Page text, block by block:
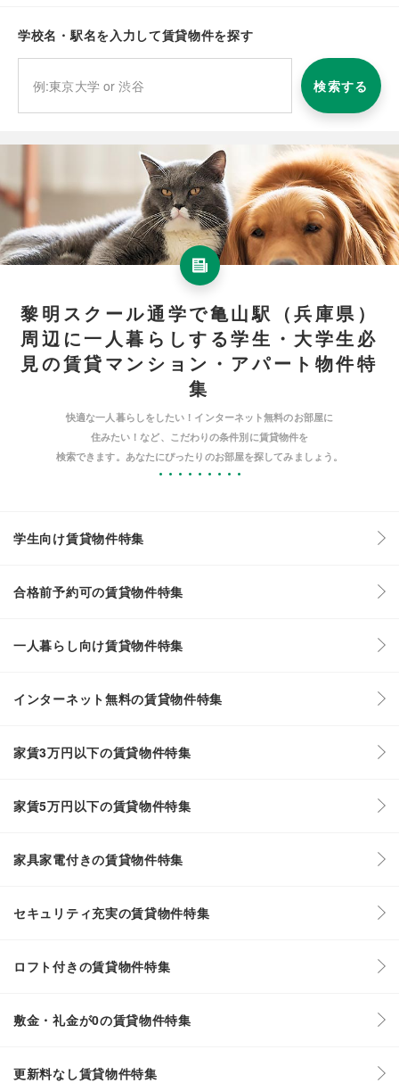
学校名・駅名を入力して賃貸物件を探す
検索する
黎明スクール通学で亀山駅（兵庫県）
周辺に一人暮らしする学生・大学生必
見の賃貸マンション・アパート物件特
集
快適な一人暮らしをしたい！インターネット無料のお部屋に
住みたい！など、こだわりの条件別に賃貸物件を
検索できます。あなたにぴったりのお部屋を探してみましょう。
学生向け賃貸物件特集
合格前予約可の賃貸物件特集
一人暮らし向け賃貸物件特集
インターネット無料の賃貸物件特集
家賃3万円以下の賃貸物件特集
家賃5万円以下の賃貸物件特集
家具家電付きの賃貸物件特集
セキュリティ充実の賃貸物件特集
ロフト付きの賃貸物件特集
敷金・礼金が0の賃貸物件特集
更新料なし賃貸物件特集